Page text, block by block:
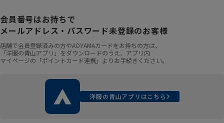
会員番号はお持ちで
メールアドレス・パスワード未登録のお客様
店舗で会員登録済みの方やAOYAMAカードをお持ちの方は、
「洋服の青山アプリ」をダウンロードのうえ、アプリ内
マイページの「ポイントカード連携」よりお手続きください。
洋服の青山アプリはこちら